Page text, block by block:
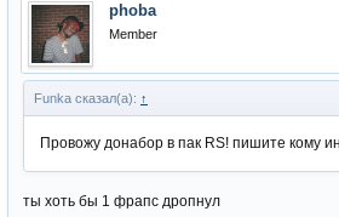
phoba
Member
Funka сказал(а): ↑
Провожу донабор в пак RS! пишите кому
ты хоть бы 1 фрапс дропнул